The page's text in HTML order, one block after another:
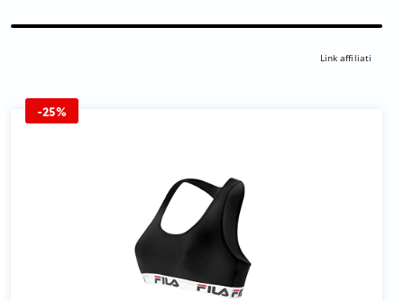
Link affiliati
-25%